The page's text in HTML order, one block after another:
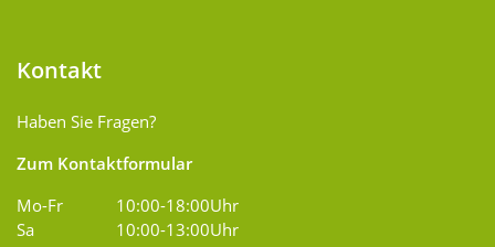
Kontakt
Haben Sie Fragen?
Zum Kontaktformular
Mo-Fr
10:00-18:00Uhr
Sa
10:00-13:00Uhr